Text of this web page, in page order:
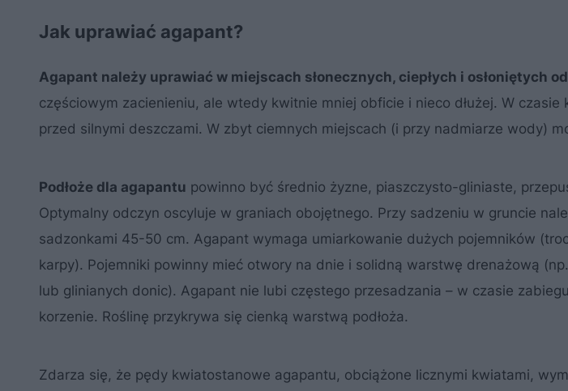
Jak uprawiać agapant?
Agapant należy uprawiać w miejscach słonecznych, ciepłych i osłoniętych
częściowym zacienieniu, ale wtedy kwitnie mniej obficie i nieco dłużej. W czasie
przed silnymi deszczami. W zbyt ciemnych miejscach (i przy nadmiarze wody)
Podłoże dla agapantu powinno być średnio żyzne, piaszczysto-gliniaste,
Optymalny odczyn oscyluje w graniach obojętnego. Przy sadzeniu w gruncie
sadzonkami 45-50 cm. Agapant wymaga umiarkowanie dużych pojemników
karpy). Pojemniki powinny mieć otwory na dnie i solidną warstwę drenażową
lub glinianych donic). Agapant nie lubi częstego przesadzania – w czasie
korzenie. Roślinę przykrywa się cienką warstwą podłoża.
Zdarza się, że pędy kwiatostanowe agapantu, obciążone licznymi kwiatami,